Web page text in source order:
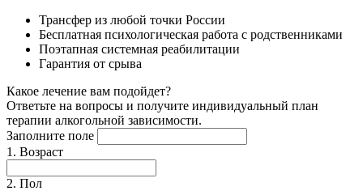
Трансфер из любой точки России
Бесплатная психологическая работа с родственниками
Поэтапная системная реабилитации
Гарантия от срыва
Какое лечение вам подойдет?
Ответьте на вопросы и получите индивидуальный план
терапии алкогольной зависимости.
Заполните поле
1. Возраст
2. Пол